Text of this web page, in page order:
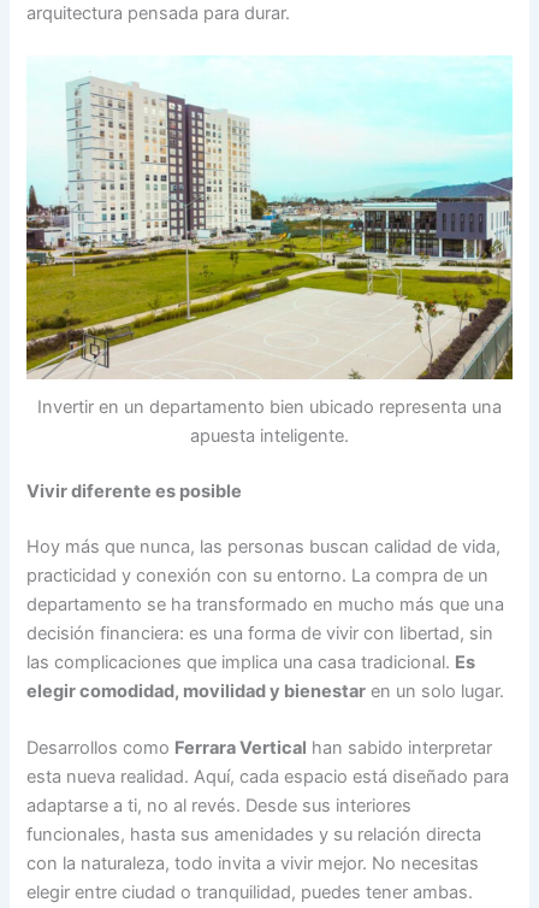
arquitectura pensada para durar.
Invertir en un departamento bien ubicado representa una
apuesta inteligente.
Vivir diferente es posible
Hoy más que nunca, las personas buscan calidad de vida,
practicidad y conexión con su entorno. La compra de un
departamento se ha transformado en mucho más que una
decisión financiera: es una forma de vivir con libertad, sin
las complicaciones que implica una casa tradicional. Es
elegir comodidad, movilidad y bienestar en un solo lugar.
Desarrollos como Ferrara Vertical han sabido interpretar
esta nueva realidad. Aquí, cada espacio está diseñado para
adaptarse a ti, no al revés. Desde sus interiores
funcionales, hasta sus amenidades y su relación directa
con la naturaleza, todo invita a vivir mejor. No necesitas
elegir entre ciudad o tranquilidad, puedes tener ambas.